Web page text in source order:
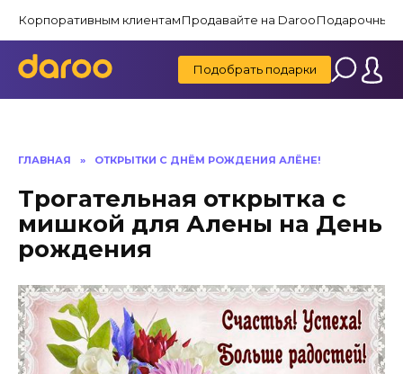
содержанию
Корпоративным клиентамПродавайте на DarooПодарочные
Подобрать подарки
ГЛАВНАЯ » ОТКРЫТКИ С ДНЁМ РОЖДЕНИЯ АЛЁНЕ!
Трогательная открытка с
мишкой для Алены на День
рождения